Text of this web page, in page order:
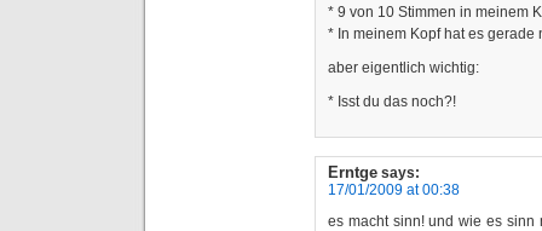
* 9 von 10 Stimmen in meinem
* In meinem Kopf hat es gerade
aber eigentlich wichtig:
* Isst du das noch?!
Erntge says:
17/01/2009 at 00:38
es macht sinn! und wie es sinn